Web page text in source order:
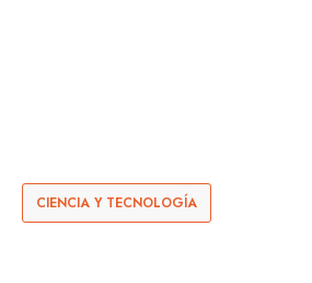
CIENCIA Y TECNOLOGÍA